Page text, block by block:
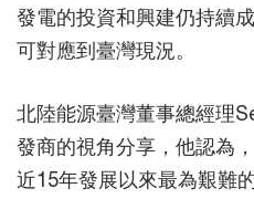
發電的投資和興建仍持續
可對應到臺灣現況。
北陸能源臺灣董事總經理
發商的視角分享，他認為
近15年發展以來最為艱難